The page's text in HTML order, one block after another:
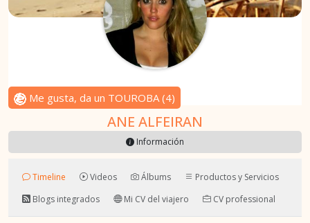
Me gusta, da un TOUROBA(4)
ANE ALFEIRAN
Información
Timeline Videos Álbums
Productos y Servicios
Blogs integrados
Mi CV del viajero CV professional